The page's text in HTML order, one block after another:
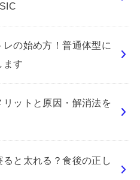
レの始め方！普通体型に
ます
ットと原因・解消法を
と太れる？食後の正し